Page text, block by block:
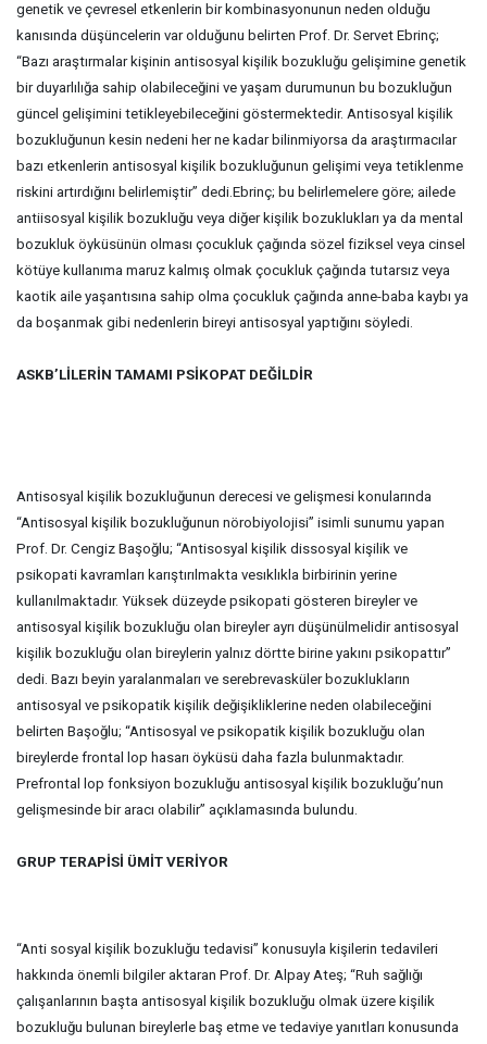
genetik ve çevresel etkenlerin bir kombinasyonunun neden olduğu
kanısında düşüncelerin var olduğunu belirten Prof. Dr. Servet Ebrinç;
“Bazı araştırmalar kişinin antisosyal kişilik bozukluğu gelişimine genetik
bir duyarlılığa sahip olabileceğini ve yaşam durumunun bu bozukluğun
güncel gelişimini tetikleyebileceğini göstermektedir. Antisosyal kişilik
bozukluğunun kesin nedeni her ne kadar bilinmiyorsa da araştırmacılar
bazı etkenlerin antisosyal kişilik bozukluğunun gelişimi veya tetiklenme
riskini artırdığını belirlemiştir” dedi.Ebrinç; bu belirlemelere göre; ailede
antiisosyal kişilik bozukluğu veya diğer kişilik bozuklukları ya da mental
bozukluk öyküsünün olması çocukluk çağında sözel fiziksel veya cinsel
kötüye kullanıma maruz kalmış olmak çocukluk çağında tutarsız veya
kaotik aile yaşantısına sahip olma çocukluk çağında anne-baba kaybı ya
da boşanmak gibi nedenlerin bireyi antisosyal yaptığını söyledi.
ASKB’LİLERİN TAMAMI PSİKOPAT DEĞİLDİR
Antisosyal kişilik bozukluğunun derecesi ve gelişmesi konularında
“Antisosyal kişilik bozukluğunun nörobiyolojisi” isimli sunumu yapan
Prof. Dr. Cengiz Başoğlu; “Antisosyal kişilik dissosyal kişilik ve
psikopati kavramları karıştırılmakta vesıklıkla birbirinin yerine
kullanılmaktadır. Yüksek düzeyde psikopati gösteren bireyler ve
antisosyal kişilik bozukluğu olan bireyler ayrı düşünülmelidir antisosyal
kişilik bozukluğu olan bireylerin yalnız dörtte birine yakını psikopattır”
dedi. Bazı beyin yaralanmaları ve serebrevasküler bozuklukların
antisosyal ve psikopatik kişilik değişikliklerine neden olabileceğini
belirten Başoğlu; “Antisosyal ve psikopatik kişilik bozukluğu olan
bireylerde frontal lop hasarı öyküsü daha fazla bulunmaktadır.
Prefrontal lop fonksiyon bozukluğu antisosyal kişilik bozukluğu’nun
gelişmesinde bir aracı olabilir” açıklamasında bulundu.
GRUP TERAPİSİ ÜMİT VERİYOR
“Anti sosyal kişilik bozukluğu tedavisi” konusuyla kişilerin tedavileri
hakkında önemli bilgiler aktaran Prof. Dr. Alpay Ateş; “Ruh sağlığı
çalışanlarının başta antisosyal kişilik bozukluğu olmak üzere kişilik
bozukluğu bulunan bireylerle baş etme ve tedaviye yanıtları konusunda